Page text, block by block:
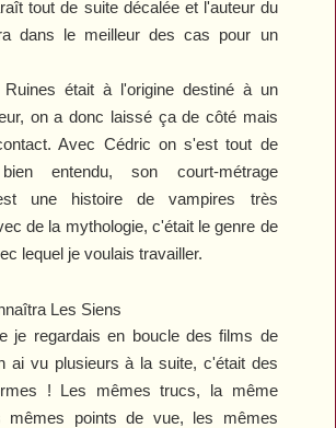
tout de suite décalée et l'auteur du
dans le meilleur des cas pour un
était à l'origine destiné à un
, on a donc laissé ça de côté mais
Avec Cédric on s'est tout de
entendu, son court-métrage
une histoire de vampires très
de la mythologie, c'était legenre de
lequel je voulais travailler.
je regardais en boucledes films de
ai vu plusieurs à lasuite, c'était des
! Les mêmes trucs, la même
mêmes points de vue, les mêmes